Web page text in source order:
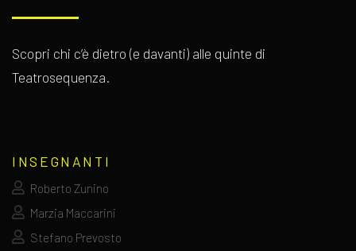
Scopri chi c’è dietro (e davanti) alle quinte di
Teatrosequenza.
INSEGNANTI
Roberto Zunino
Marzia Maccarini
Stefano Prevosto